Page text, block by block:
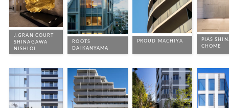
PINE CREEK東松原
デザイン監修実績一
覧はこちら
en ch
J.GRAN COURT
SHINAGAWA
NISHIOI
ROOTS
DAIKANYAMA
PROUD MACHIYA
PIAS
CHOME